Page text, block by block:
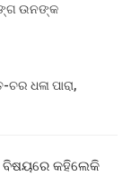
ଉନଙ୍କ
ଧଳା ପାରା,
ବିଷୟରେ କହିଲେକି